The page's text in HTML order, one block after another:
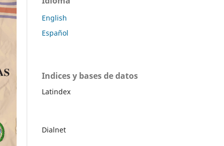
English
Español
Indices y bases de datos
Latindex
Dialnet